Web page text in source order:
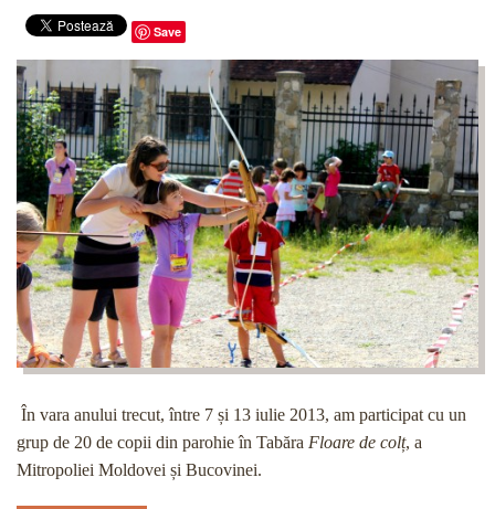
Save
În vara anului trecut, între 7 și 13 iulie 2013, am participat cu un
grup de 20 de copii din parohie în Tabăra Floare de colț, a
Mitropoliei Moldovei și Bucovinei.